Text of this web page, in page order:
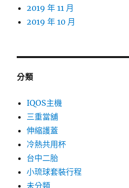
2019 年 11 月
2019 年 10 月
分類
IQOS主機
三重當舖
伸縮護蓋
冷熱共用杯
台中二胎
小琉球套裝行程
未分類